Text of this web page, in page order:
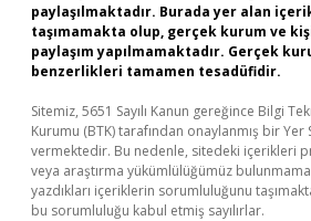
paylaşılmaktadır. Burada yer alan
taşımamakta olup, gerçek kurum ve
paylaşım yapılmamaktadır. Gerçek
benzerlikleri tamamen tesadüfidir.
Sitemiz, 5651 Sayılı Kanun gereğince Bilgi
Kurumu (BTK) tarafından onaylanmış bir Yer
vermektedir. Bu nedenle, sitedeki içerikleri
veya araştırma yükümlülüğümüz
yazdıkları içeriklerin sorumluluğunu
bu sorumluluğu kabul etmiş sayılırlar.